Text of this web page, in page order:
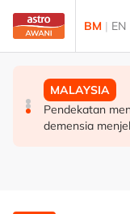
Skip to main content
BM | EN
DUNIA
Kebakaran
sokongan
DUNIA
Jerman
kepada hampir
MALAYSIA
Pendekatan
demensia